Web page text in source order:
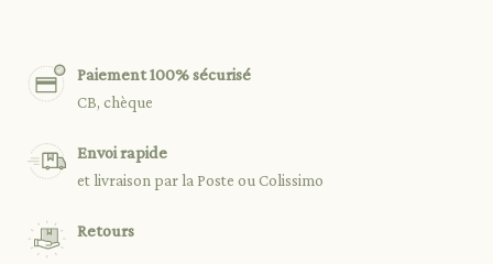
Paiement 100% sécurisé
CB, chèque
Envoi rapide
et livraison par la Poste ou Colissimo
Retours